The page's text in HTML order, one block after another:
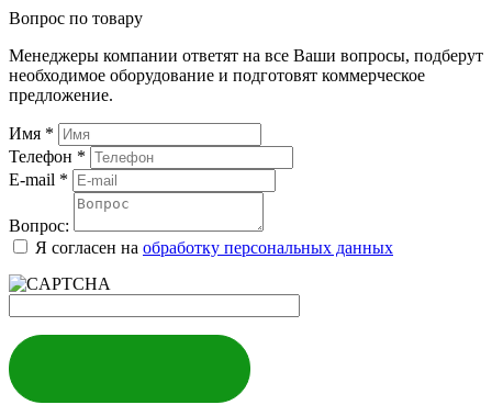
Вопрос по товару
Менеджеры компании ответят на все Ваши вопросы, подберут
необходимое оборудование и подготовят коммерческое
предложение.
Имя *
Телефон *
E-mail *
Вопрос:
Я согласен на обработку персональных данных